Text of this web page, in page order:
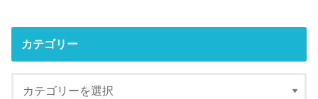
カテゴリー